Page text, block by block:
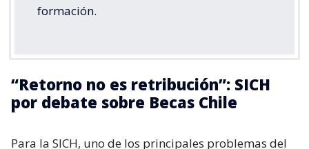
formación.
“Retorno no es retribución”: SICH
por debate sobre Becas Chile
Para la SICH, uno de los principales problemas del